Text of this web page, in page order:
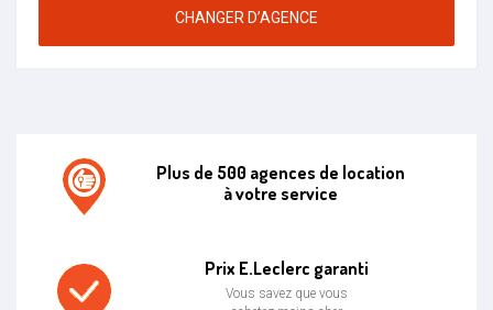
CHANGER D’AGENCE
Plus de 500 agences de location
à votre service
Prix E.Leclerc garanti
Vous savez que vous